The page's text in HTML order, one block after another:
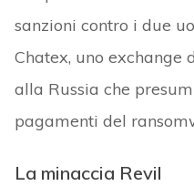
sanzioni contro i due
Chatex, uno
alla Russia che
pagamenti del
La minaccia Revil